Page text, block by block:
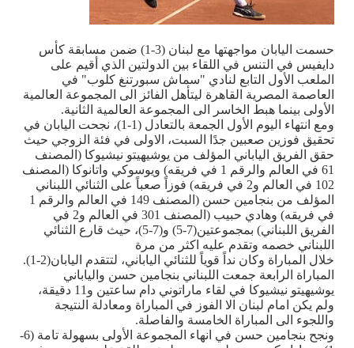
حسمت اليابان مواجهتها مع لبنان (3-1) ضمن مسابقة كأس
دايفيس في التنس في اللقاء بين الدولتين الذي أقيم على
الملعب الأول التابع لنادي "سماش سبورتنغ كلوب" في
العاصمة المصرية القاهرة ليتأهل الفائز الى المجموعة العالمية
الأولى بينما هبط الخاسر الى المجموعة العالمية الثانية.
ومع انتهاء اليوم الأول الجمعة بالتعادل (1-1)، نجحت اليابان في
تحقيق فوزين صعبين جدًا السبت، الاولى في فئة الزوجي حيث
حقق الفريق الياباني المؤلف من يوشيهيتو نيشيوكا (المصنف
61 في العالم والرقم 1 في فريقه) ويوسوكي واتانوكا (المصنف
102 في العالم و2 في فريقه) فوزاً صعباً على الثنائي اللبناني
المؤلف من بنجامين حسن (المصنف 149 في العالم والرقم 1
في فريقه) وهادي حبيب (المصنف 301 في العالم و2 في
الفريق اللبناني) بمجموعتين(7-5) و(7-5)، حيث قارع الثنائي
اللبناني خصمه وتقدم عليه اكثر من مرة
خلال المباراة وكان نداً قوياً للثنائي الياباني، لتتقدم اليابان(2-1)
.
المباراة الرابعة جمعت اللبناني بنجامين حسن والياباني
يوشيهيتو نيشيوكا في لقاء ماراتوني دام ساعتين و11 دقيقة،
ولم يكن امام لبنان الا الفوز في المباراة ومعادلة النتيجة
واللجوء الى المباراة الخامسة والفاصلة.
ونجح بنجامين حسن في انهاء المجموعة الأولى بسهولة تامة (6-